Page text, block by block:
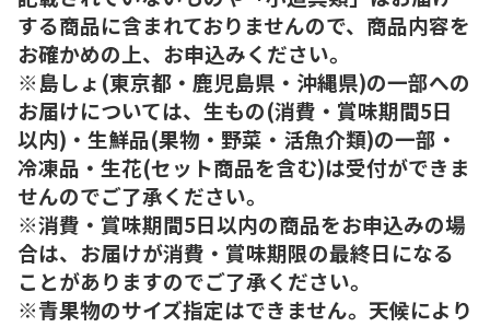
する商品に含まれておりませんので、商品内容を
お確かめの上、お申込みください。
※島しょ(東京都・鹿児島県・沖縄県)の一部への
お届けについては、生もの(消費・賞味期間5日
以内)・生鮮品(果物・野菜・活魚介類)の一部・
冷凍品・生花(セット商品を含む)は受付ができま
せんのでご了承ください。
※消費・賞味期間5日以内の商品をお申込みの場
合は、お届けが消費・賞味期限の最終日になる
ことがありますのでご了承ください。
※青果物のサイズ指定はできません。天候により